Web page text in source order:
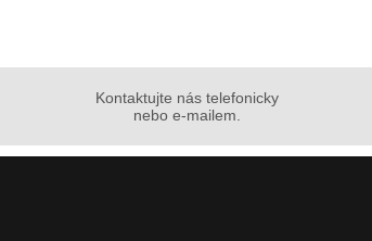
Kontaktujte nás telefonicky
nebo e-mailem.